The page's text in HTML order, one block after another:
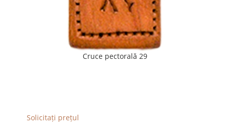
Cruce pectorală 29
Solicitați prețul